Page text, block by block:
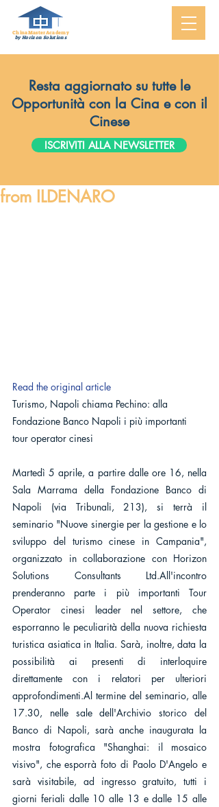
ChinaMasterAcademy
by Horizon Solutions
Resta aggiornato su tutte le
Opportunità con la Cina e con il
Cinese
ISCRIVITI ALLA NEWSLETTER
from ILDENARO
Read the original article
Turismo, Napoli chiama Pechino: alla
Fondazione Banco Napoli i più importanti
tour operator cinesi
Martedì 5 aprile, a partire dalle ore 16, nella
Sala Marrama della Fondazione Banco di
Napoli (via Tribunali, 213), si terrà il
seminario "Nuove sinergie per la gestione e lo
sviluppo del turismo cinese in Campania",
organizzato in collaborazione con Horizon
Solutions Consultants Ltd.All'incontro
prenderanno parte i più importanti Tour
Operator cinesi leader nel settore, che
esporranno le peculiarità della nuova richiesta
turistica asiatica in Italia. Sarà, inoltre, data la
possibilità ai presenti di interloquire
direttamente con i relatori per ulteriori
approfondimenti.Al termine del seminario, alle
17.30, nelle sale dell'Archivio storico del
Banco di Napoli, sarà anche inaugurata la
mostra fotografica "Shanghai: il mosaico
visivo", che esporrà foto di Paolo D'Angelo e
sarà visitabile, ad ingresso gratuito, tutti i
giorni feriali dalle 10 alle 13 e dalle 15 alle